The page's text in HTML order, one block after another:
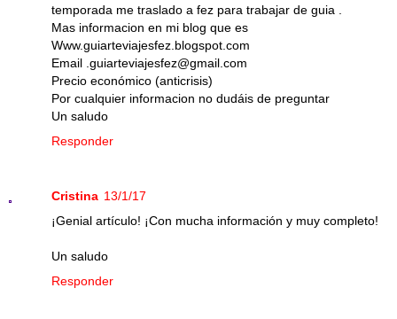
temporada me traslado a fez para trabajar de guia .
Mas informacion en mi blog que es
Www.guiarteviajesfez.blogspot.com
Email .guiarteviajesfez@gmail.com
Precio económico (anticrisis)
Por cualquier informacion no dudáis de preguntar
Un saludo
Responder
Cristina 13/1/17
¡Genial artículo! ¡Con mucha información y muy completo!
Un saludo
Responder